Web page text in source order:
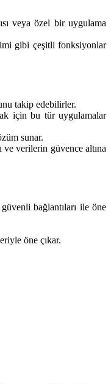
veya özel bir uygulama
gibi çeşitli fonksiyonlar
takip edebilirler.
için bu tür uygulamalar
sunar.
verilerin güvence altına
bağlantıları ile öne
öne çıkar.